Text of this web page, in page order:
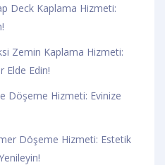
Deck Kaplama Hizmeti:
Zemin Kaplama Hizmeti:
Elde Edin!
Döşeme Hizmeti: Evinize
Döşeme Hizmeti: Estetik